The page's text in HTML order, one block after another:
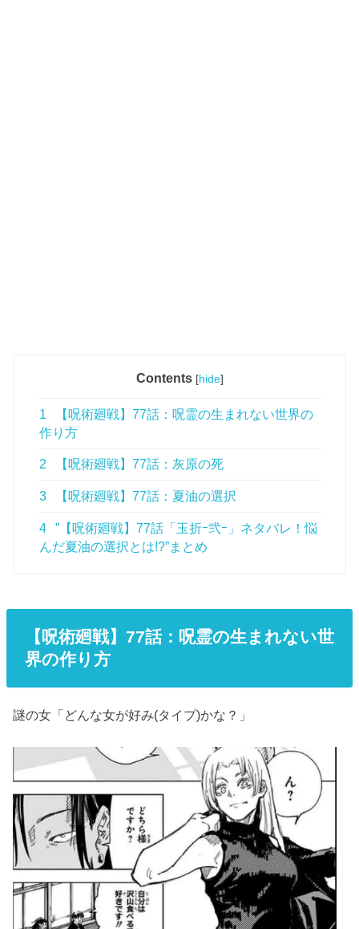
Contents [hide]
1
【呪術廻戦】77話：呪霊の生まれない世界の
作り方
2 【呪術廻戦】77話：灰原の死
3 【呪術廻戦】77話：夏油の選択
4
”【呪術廻戦】77話「玉折ｰ弐ｰ」ネタバレ！悩
んだ夏油の選択とは!?”まとめ
【呪術廻戦】77話：呪霊の生まれない世
界の作り方
謎の女「どんな女が好み(タイプ)かな？」